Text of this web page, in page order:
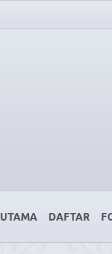
UTAMA DAFTAR